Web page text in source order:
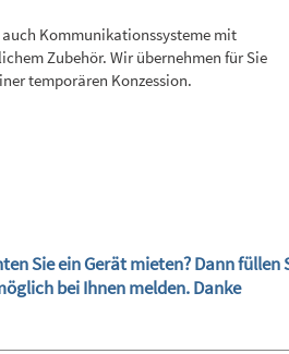
Kommunikationssysteme mit
Zubehör. Wir übernehmen für Sie
temporären Konzession.
Sie ein Gerät mieten? Dann
bei Ihnen melden. Danke